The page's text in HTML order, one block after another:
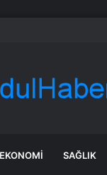
kadın
EKONOMI SAĞLIK